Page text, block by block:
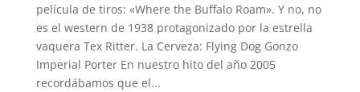
película de tiros: «Where the Buffalo Roam». Y no, no
es el western de 1938 protagonizado por la estrella
vaquera Tex Ritter. La Cerveza: Flying Dog Gonzo
Imperial Porter En nuestro hito del año 2005
recordábamos que el...